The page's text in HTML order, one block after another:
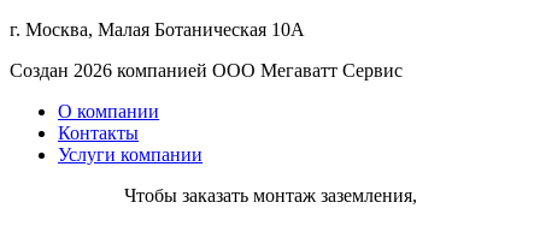
г. Москва, Малая Ботаническая 10А
Создан 2026 компанией ООО Мегаватт Сервис
О компании
Контакты
Услуги компании
Чтобы заказать монтаж заземления,